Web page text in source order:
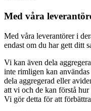
Med våra
Med våra leverantörer i
endast om du har gett ditt
Vi kan även dela
inte rimligen kan
dela aggregerad eller
att vi och de kan förstå
Vi gör detta för att